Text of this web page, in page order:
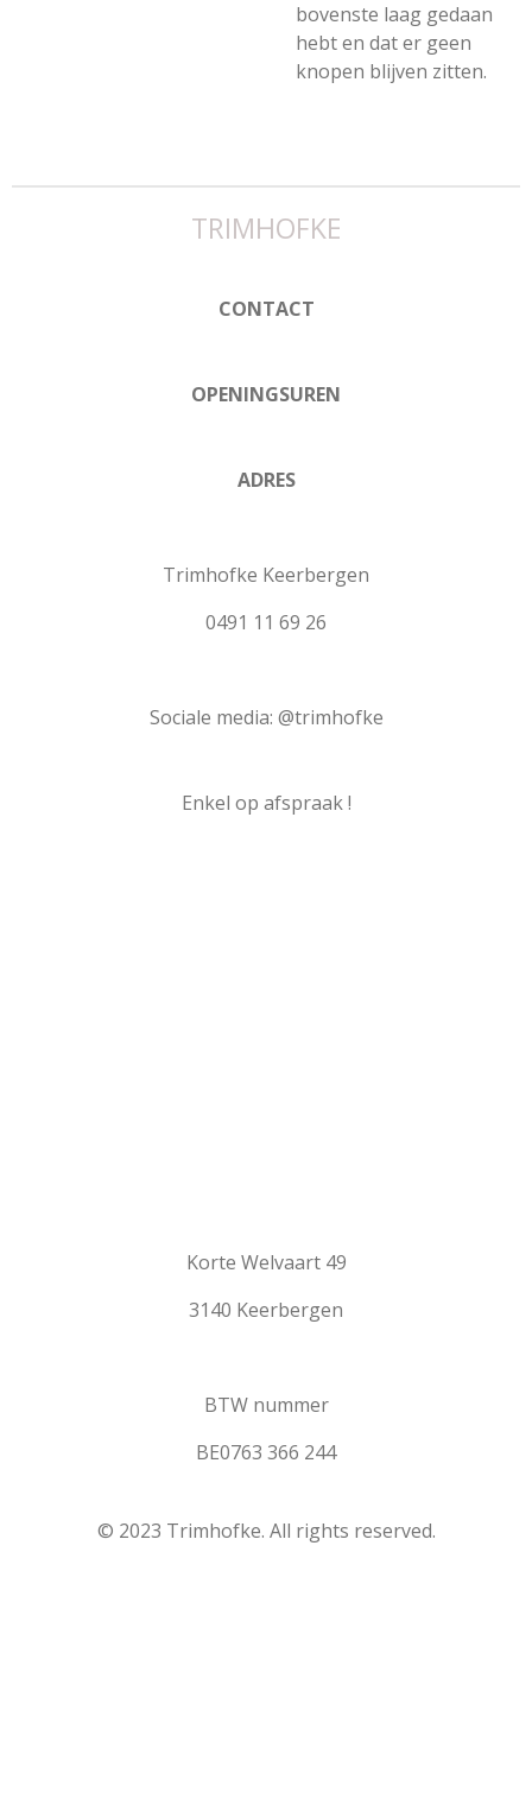
bovenste laag gedaan
hebt en dat er geen
knopen blijven zitten.
TRIMHOFKE
CONTACT
OPENINGSUREN
ADRES
Trimhofke Keerbergen
0491 11 69 26
Sociale media: @trimhofke
Enkel op afspraak !
Korte Welvaart 49
3140 Keerbergen
BTW nummer
BE0763 366 244
© 2023 Trimhofke. All rights reserved.